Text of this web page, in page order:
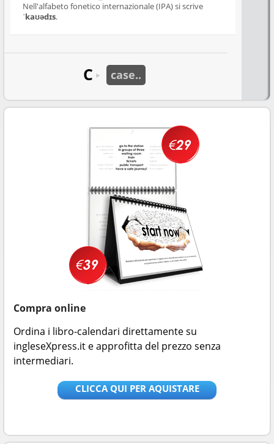
Nell'alfabeto fonetico internazionale (IPA) si scrive
ˈkaʊədɪs.
C ► case..
Compra online
Ordina i libro-calendari direttamente su
ingleseXpress.it e approfitta del prezzo senza
intermediari.
CLICCA QUI PER AQUISTARE